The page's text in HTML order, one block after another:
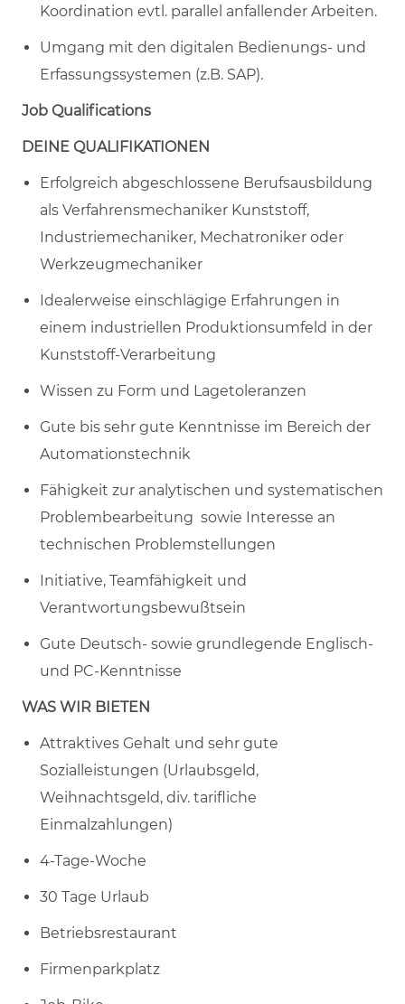
Koordination evtl. parallel anfallender Arbeiten.
Umgang mit den digitalen Bedienungs- und
Erfassungssystemen (z.B. SAP).
Job Qualifications
DEINE QUALIFIKATIONEN
Erfolgreich abgeschlossene Berufsausbildung
als Verfahrensmechaniker Kunststoff,
Industriemechaniker, Mechatroniker oder
Werkzeugmechaniker
Idealerweise einschlägige Erfahrungen in
einem industriellen Produktionsumfeld in der
Kunststoff-Verarbeitung
Wissen zu Form und Lagetoleranzen
Gute bis sehr gute Kenntnisse im Bereich der
Automationstechnik
Fähigkeit zur analytischen und systematischen
Problembearbeitung sowie Interesse an
technischen Problemstellungen
Initiative, Teamfähigkeit und
Verantwortungsbewußtsein
Gute Deutsch- sowie grundlegende Englisch-
und PC-Kenntnisse
WAS WIR BIETEN
Attraktives Gehalt und sehr gute
Sozialleistungen (Urlaubsgeld,
Weihnachtsgeld, div. tarifliche
Einmalzahlungen)
4-Tage-Woche
30 Tage Urlaub
Betriebsrestaurant
Firmenparkplatz